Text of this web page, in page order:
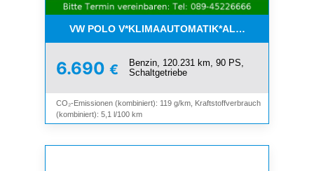
VW POLO
6.690 €
Benzin, 120.231 km, 90 PS,
Schaltgetriebe
CO₂-Emissionen (kombiniert): 119 g/km, Kraftstoffverbrauch
(kombiniert): 5,1 l/100 km